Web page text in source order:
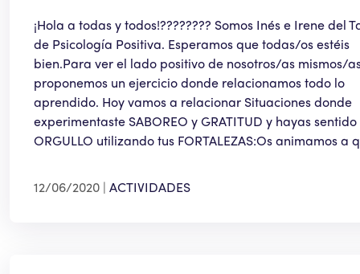
¡Hola a todas y todos!???????? Somos Inés e Irene del
de Psicología Positiva. Esperamos que todas/os estéis
bien.Para ver el lado positivo de nosotros/as mismos/
proponemos un ejercicio donde relacionamos todo lo
aprendido. Hoy vamos a relacionar Situaciones donde
experimentaste SABOREO y GRATITUD y hayas sentido
ORGULLO utilizando tus FORTALEZAS:Os animamos a
12/06/2020 ACTIVIDADES